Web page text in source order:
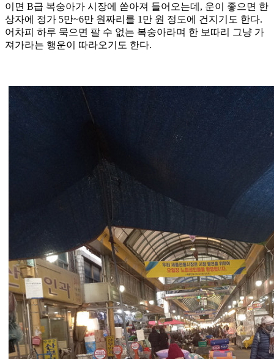
이면 B급 복숭아가 시장에 쏟아져 들어오는데, 운이 좋으면 한
상자에 정가 5만~6만 원짜리를 1만 원 정도에 건지기도 한다.
어차피 하루 묵으면 팔 수 없는 복숭아라며 한 보따리 그냥 가
져가라는 행운이 따라오기도 한다.